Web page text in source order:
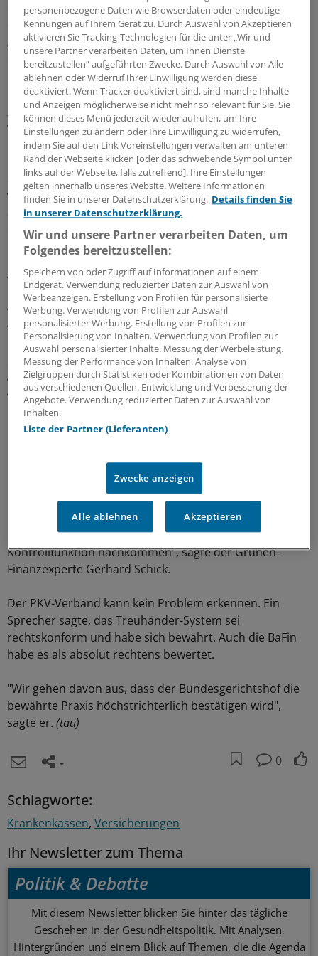
erklärt. Offenbar folgte das Gericht der Argumentation
der Klägerseite, der Treuhänder habe einen zu großen
Anteil seiner Einkünfte mit dieser einen Gesellschaft
erzielt.
Die Axa hat Revision gegen das Urteil eingelegt,jetzt
liegt die Sache beim Bundesgerichtshof.Die Grünen
wollen nun wissen, wie die Finanzaufsicht BaFin die
Unabhängigkeit der Treuhänder überprüft.
Sie fragen nach der Zahl der Erstprüfungen in den
vergangenen zehn Jahren und danach, ob Treuhänder
auch persönlich vorgeladen wurden. Außerdem
erkundigen sie sich, ob überhaupt schon einmal ein
Kandidat abgelehnt worden ist.
Wie viel verdienen Treuhänder?
Weitere Fragen drehen sich um die Einkommen von
Treuhändern. Die Politiker interessieren sich für die
maximalen Geldsummen, die Treuhänder von einzelnen
oder mehreren Versicherern einstreichen und danach,
wie hoch die Einnahmen aus der Arbeit für einen
Versicherer im Vergleich zum Gesamtumsatz ausfallen
können.
mögliche Rückzahlungen gerüstet ist, zu denen es bei
rechtskräftig als unwirksam eingestuften
Prämienerhöhungen kommen könnte.
"Mit der Kleinen Anfrage möchten wir Grünen unserer
Kontrollfunktion nachkommen", sagte der Grünen-
Finanzexperte Gerhard Schick.
Der PKV-Verband kann kein Problem erkennen. Ein
Sprecher sagte, das Treuhänder-System sei
rechtskonform und habe sich bewährt. Auch die BaFin
habe es als absolut rechtens bewertet.
"Wir gehen davon aus, dass der Bundesgerichtshof die
bewährte Praxis höchstrichterlich bestätigen wird",
sagte er. (tau)
0
Schlagworte:
Krankenkassen Versicherungen
Ihr Newsletter zum Thema
Politik & Debatte
Mit diesem Newsletter blicken Sie hinter das tägliche
Geschehen in der Gesundheitspolitik. Mit Analysen,
Hintergründen und einem Blick auf Themen, die die Agenda
personenbezogene Daten wie Browserdaten oder eindeutige
Kennungen auf Ihrem Gerät zu. Durch Auswahl von Akzeptieren
aktivieren Sie Tracking-Technologien für die unter „Wir und
unsere Partner verarbeiten Daten, um Ihnen Dienste
bereitzustellen“ aufgeführten Zwecke. Durch Auswahl von Alle
ablehnen oder Widerruf Ihrer Einwilligung werden diese
deaktiviert. Wenn Tracker deaktiviert sind, sind manche Inhalte
und Anzeigen möglicherweise nicht mehr so relevant für Sie. Sie
können dieses Menü jederzeit wieder aufrufen, um Ihre
Einstellungen zu ändern oder Ihre Einwilligung zu widerrufen,
indem Sie auf den Link Voreinstellungen verwalten am unteren
Rand der Webseite klicken [oder das schwebende Symbol unten
links auf der Webseite, falls zutreffend]. Ihre Einstellungen
gelten innerhalb unseres Website. Weitere Informationen
finden Sie in unserer Datenschutzerklärung. Details finden Sie
in unserer Datenschutzerklärung.
Wir und unsere Partner verarbeiten Daten, um
Folgendes bereitzustellen:
Speichern von oder Zugriff auf Informationen auf einem
Endgerät. Verwendung reduzierter Daten zur Auswahl von
Werbeanzeigen. Erstellung von Profilen für personalisierte
Werbung. Verwendung von Profilen zur Auswahl
personalisierter Werbung. Erstellung von Profilen zur
Personalisierung von Inhalten. Verwendung von Profilen zur
Auswahl personalisierter Inhalte. Messung der Werbeleistung.
Messung der Performance von Inhalten. Analyse von
Zielgruppen durch Statistiken oder Kombinationen von Daten
aus verschiedenen Quellen. Entwicklung und Verbesserung der
Angebote. Verwendung reduzierter Daten zur Auswahl von
Inhalten.
Liste der Partner (Lieferanten)
Zwecke anzeigen
Alle ablehnen Akzeptieren